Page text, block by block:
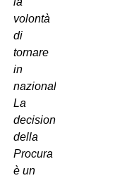
volontà
di
tornare
in
nazionale.
La
decisione
della
Procura
è un